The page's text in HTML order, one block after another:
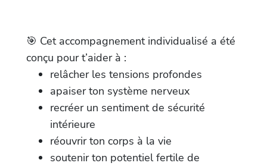
🎯 Cet accompagnement individualisé a été
conçu pour t’aider à :
relâcher les tensions profondes
apaiser ton système nerveux
recréer un sentiment de sécurité
intérieure
réouvrir ton corps à la vie
soutenir ton potentiel fertile de